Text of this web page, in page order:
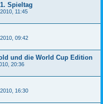
Spieltag
11:45
09:42
und die World Cup Edition
20:36
16:30